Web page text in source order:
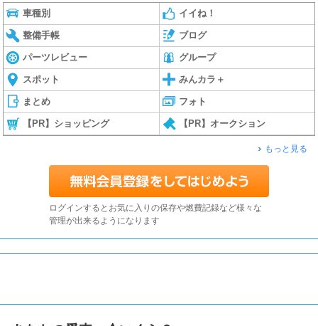
車種別 イイね！
整備手帳 ブログ
パーツレビュー グループ
スポット みんカラ＋
まとめ フォト
【PR】ショッピング 【PR】オークション
もっと見る
ログインするとお気に入りの保存や燃費記録など様々な
管理が出来るようになります